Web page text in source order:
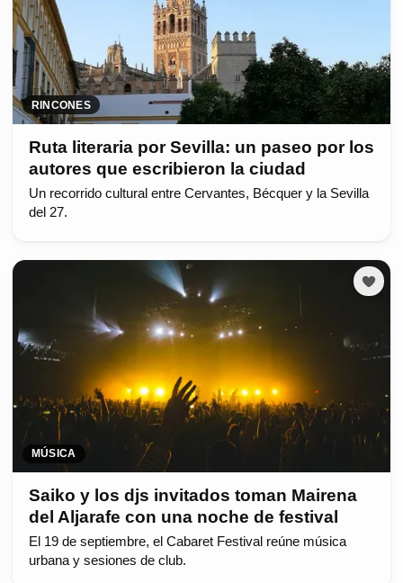
RINCONES
Ruta literaria por Sevilla: un paseo por los
autores que escribieron la ciudad
Un recorrido cultural entre Cervantes, Bécquer y la Sevilla
del 27.
MÚSICA
Saiko y los djs invitados toman Mairena
del Aljarafe con una noche de festival
El 19 de septiembre, el Cabaret Festival reúne música
urbana y sesiones de club.